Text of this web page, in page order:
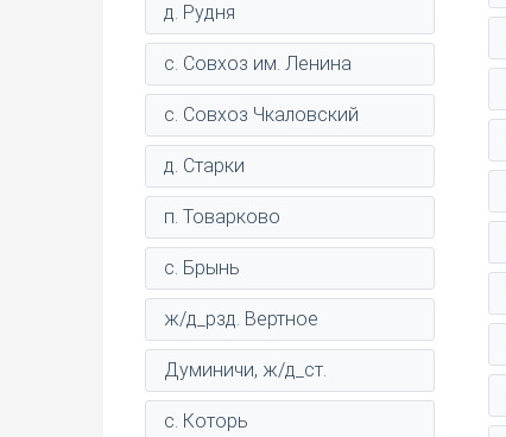
д. Рудня
с. Совхоз им. Ленина
с. Совхоз Чкаловский
д. Старки
п. Товарково
с. Брынь
ж/д_рзд. Вертное
Думиничи, ж/д_ст.
с. Которь